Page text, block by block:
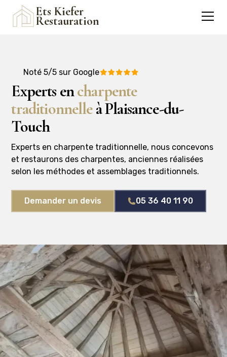
Ets Kiefer
Restauration
Noté 5/5 sur Google
Experts encharpente
traditionnelleà Plaisance-du-
Touch
Experts en charpente traditionnelle, nous concevons
et restaurons des charpentes, anciennes réalisées
selon les méthodes et assemblages traditionnels.
Demander un devis 05 36 40 11 90